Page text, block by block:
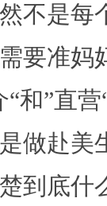
不是每
要准妈
“和”直
做赴美
到底什